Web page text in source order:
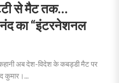
से मैट तक…
का “इंटरनेशनल
अब देश-विदेश के कबड्डी मैट पर
कुमार।...